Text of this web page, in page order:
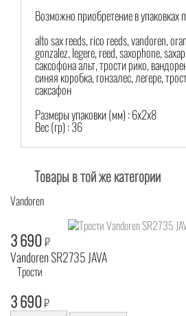
Возможно приобретение в упаковках
alto sax reeds, rico reeds, vandoren,
gonzalez, legere, reed, saxophone,
саксофона альт, трости рико,
синяя коробка, гонзалес, легере,
саксафон
Размеры упаковки (мм) : 6х2х8
Вес (гр) : 36
Товары в той же категории
Vandoren
3 690₽
Vandoren SR2735 JAVA
Трости
3 690₽